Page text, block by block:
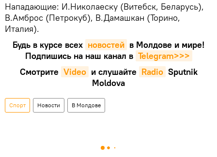
Нападающие: И.Николаеску (Витебск, Беларусь),
В.Амброс (Петрокуб), В.Дамашкан (Торино,
Италия).
Будь в курсе всех новостей в Молдове и мире!
Подпишись на наш канал в Telegram>>>
Смотрите Video и слушайте Radio Sputnik
Moldova
Спорт Новости В Молдове